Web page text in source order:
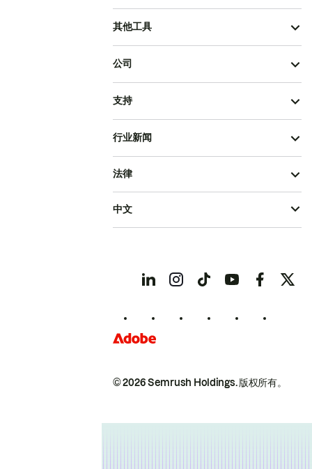
其他工具
公司
支持
行业新闻
© 2026 Semrush Holdings.版权所有。
法律
中文